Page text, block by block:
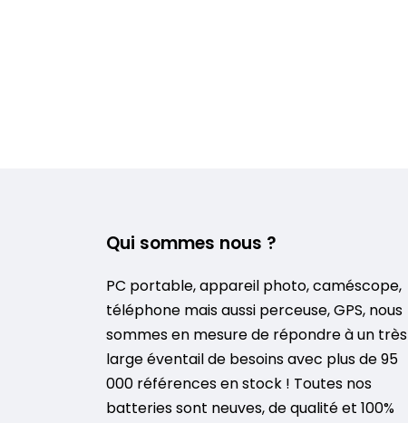
Qui sommes nous ?
PC portable, appareil photo, caméscope,
téléphone mais aussi perceuse, GPS, nous
sommes en mesure de répondre à un très
large éventail de besoins avec plus de 95
000 références en stock ! Toutes nos
batteries sont neuves, de qualité et 100%